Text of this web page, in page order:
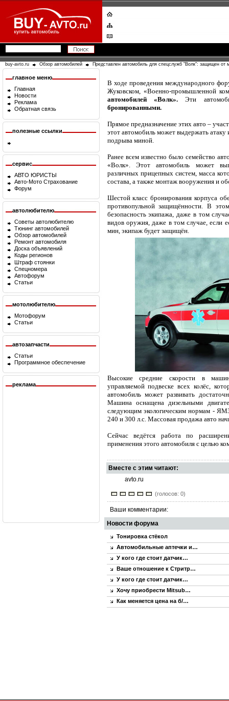
buy-avto.ru Обзор автомобилей Представлен автомобиль для спецслужб "Волк": защищен от
главное меню
Главная
Новости
Реклама
Обратная связь
полезные ссылки
сервис
АВТО ЮРИСТЫ
Авто-Мото Страхование
Форум
автолюбителю
Советы автолюбителю
Тюнинг автомобилей
Обзор автомобилей
Ремонт автомобиля
Доска объявлений
Коды регионов
Штраф стоянки
Спецномера
Автофорум
Статьи
мотолюбителю
Мотофорум
Статьи
автозапчасти
Статьи
Программное обеспечение
реклама
В ходе проведения международного
Жуковском, «Военно-промышленной
автомобилей «Волк».Эти
бронированными.
Прямое предназначение этих авто –
этот автомобиль может выдержать атаку
подрыва миной.
Ранее всем известно было семейство
«Волк». Этот автомобиль может
различных прицепных систем, масса
состава, а также монтаж вооружения и
Шестой класс бронирования корпуса
противопульной защищённости. В
безопасность экипажа, даже в том
видов оружия, даже в том случае, если
мин, экипаж будет защищён.
Высокие средние скорости в
управляемой подвеске всех колёс,
автомобиль может развивать
Машина оснащена дизельными
следующим экологическим нормам -
240 и 300 л.с. Массовая продажа авто
Сейчас ведётся работа по
применения этого автомобиля с целью
Вместе с этим читают:
avto.ru
(голосов: 0)
Ваши комментарии:
Новости форума
Тонировка стёкол
Автомобильные аптечки и…
У кого где стоит датчик…
Ваше отношение к Стритр…
У кого где стоит датчик…
Хочу приобрести Mitsub…
Как меняется цена на б/…